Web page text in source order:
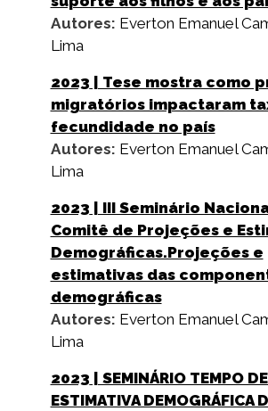
Autores: Everton Emanuel
Lima
2023 | Tese mostra como
migratórios impactaram
fecundidade no país
Autores: Everton Emanuel
Lima
2023 | III Seminário
Comitê de Projeções e
Demográficas.Projeções e
estimativas das
demográficas
Autores: Everton Emanuel
Lima
2023 | SEMINÁRIO TEMPO
ESTIMATIVA DEMOGRÁFICA